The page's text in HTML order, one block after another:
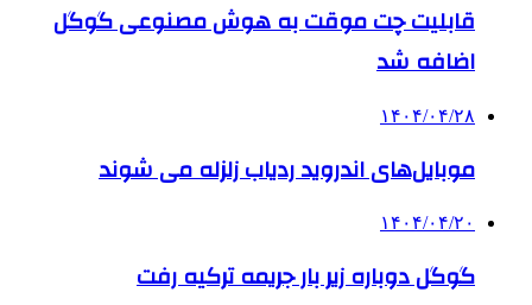
قابلیت چت موقت به هوش مصنوعی گوگل
اضافه شد
۱۴۰۴/۰۴/۲۸
موبایل‌های اندروید ردیاب زلزله می شوند
۱۴۰۴/۰۴/۲۰
گوگل دوباره زیر بار جریمه ترکیه رفت